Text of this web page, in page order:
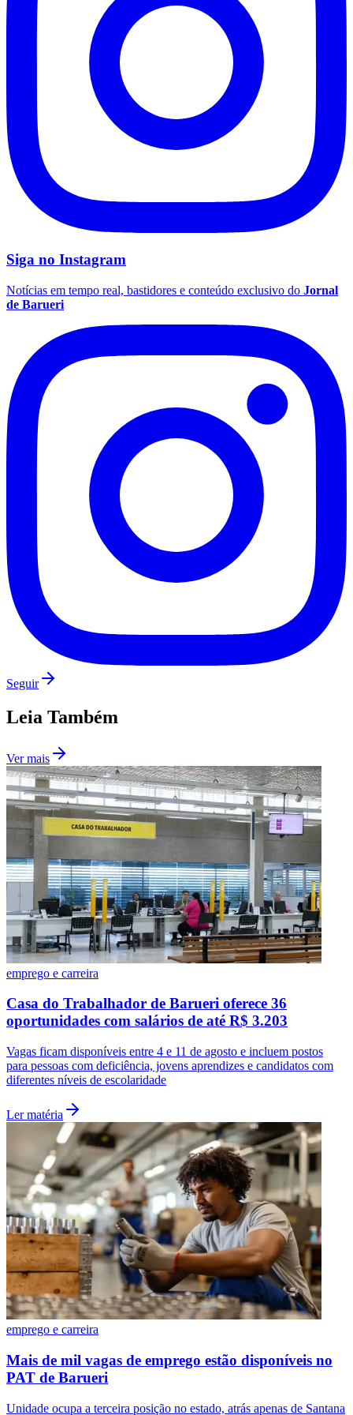
São Paulo
Santos
Siga no Instagram
Notícias em tempo real, bastidores e conteúdo exclusivo do Jornal
de Barueri
Seguir
Leia Também
Ver mais
emprego e carreira
Casa do Trabalhador de Barueri oferece 36
oportunidades com salários de até R$ 3.203
Vagas ficam disponíveis entre 4 e 11 de agosto e incluem postos
para pessoas com deficiência, jovens aprendizes e candidatos com
diferentes níveis de escolaridade
Ler matéria
emprego e carreira
Mais de mil vagas de emprego estão disponíveis no
PAT de Barueri
Unidade ocupa a terceira posição no estado, atrás apenas de Santana